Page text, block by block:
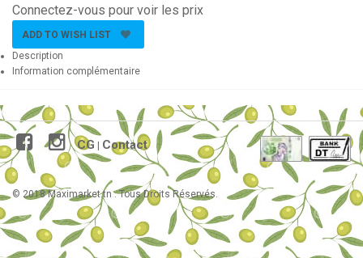
Connectez-vous pour voir les prix
ADD TO WISH LIST
Description
Information complémentaire
CG Contact
© 2018 Maximarket.tn . Tous Droits Réservés.